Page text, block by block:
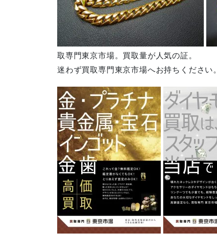
取専門東京市場。買取量が人気の証。
迷わず買取専門東京市場へお持ちください。